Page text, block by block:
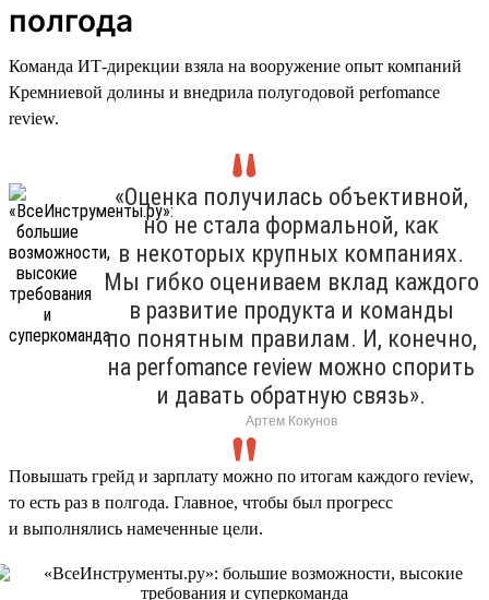
полгода
Команда ИТ-дирекции взяла на вооружение опыт компаний
Кремниевой долины и внедрила полугодовой perfomance
review.
«Оценка получилась объективной,
но не стала формальной, как
в некоторых крупных компаниях.
Мы гибко оцениваем вклад каждого
в развитие продукта и команды
по понятным правилам. И, конечно,
на perfomance review можно спорить
и давать обратную связь».
Артем Кокунов
Повышать грейд и зарплату можно по итогам каждого review,
то есть раз в полгода. Главное, чтобы был прогресс
и выполнялись намеченные цели.